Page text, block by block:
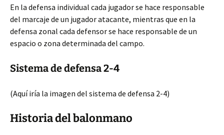
En la defensa individual cada jugador se hace responsable
del marcaje de un jugador atacante, mientras que en la
defensa zonal cada defensor se hace responsable de un
espacio o zona determinada del campo.
Sistema de defensa 2-4
(Aquí iría la imagen del sistema de defensa 2-4)
Historia del balonmano